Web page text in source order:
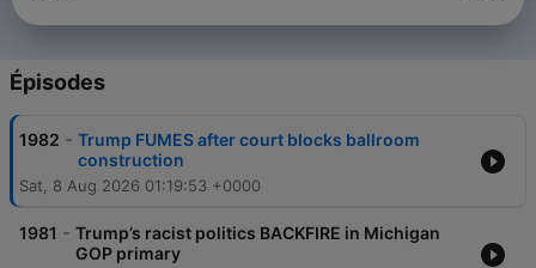
Épisodes
1982 - Trump FUMES after court blocks ballroom
construction
Sat, 8 Aug 2026 01:19:53 +0000
1981 - Trump’s racist politics BACKFIRE in Michigan
GOP primary